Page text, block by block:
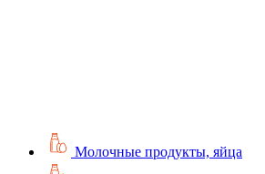
Молочные продукты, яйца